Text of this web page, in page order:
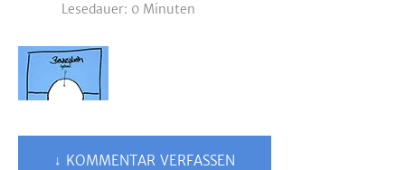
Lesedauer: 0 Minuten
↓ KOMMENTAR VERFASSEN